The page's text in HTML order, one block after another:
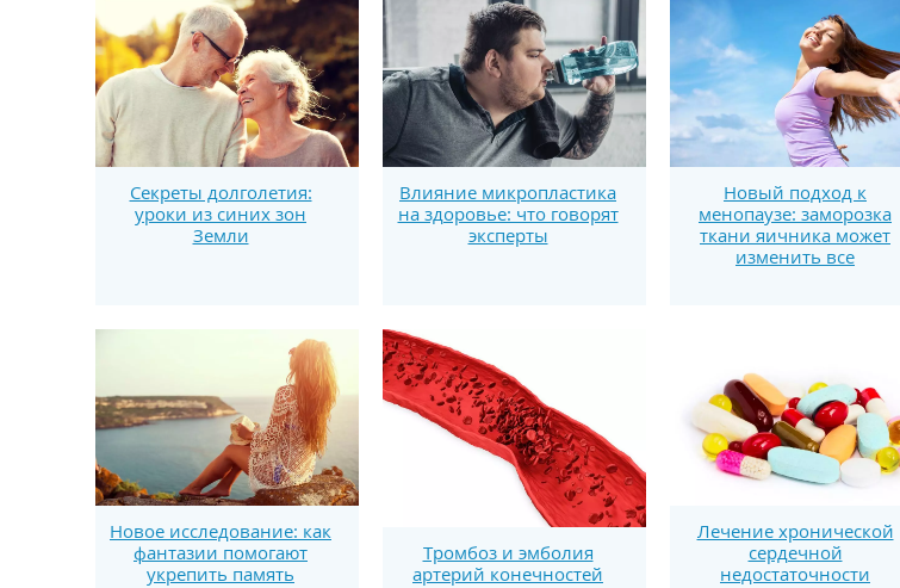
Секреты долголетия:
уроки из синих зон
Земли
Влияние микропластика
на здоровье: что говорят
эксперты
Новый подход к
менопаузе: заморозка
ткани яичника может
изменить все
Новое исследование: как
фантазии помогают
укрепить память
Тромбоз и эмболия
артерий конечностей
Лечение хронической
сердечной
недостаточности